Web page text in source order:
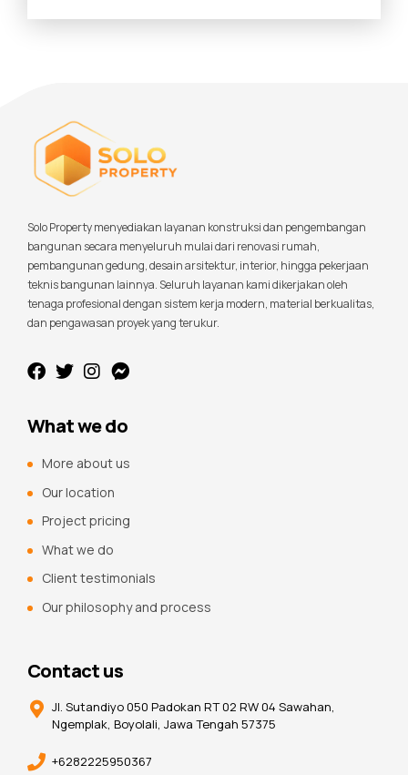
Solo Property menyediakan layanan konstruksi dan pengembangan
bangunan secara menyeluruh mulai dari renovasi rumah,
pembangunan gedung, desain arsitektur, interior, hingga pekerjaan
teknis bangunan lainnya. Seluruh layanan kami dikerjakan oleh
tenaga profesional dengan sistem kerja modern, material berkualitas,
dan pengawasan proyek yang terukur.
What we do
More about us
Our location
Project pricing
What we do
Client testimonials
Our philosophy and process
Contact us
Jl. Sutandiyo 050 Padokan RT 02 RW 04 Sawahan,
Ngemplak, Boyolali, Jawa Tengah 57375
+6282225950367